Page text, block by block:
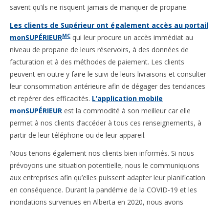
savent qu’ils ne risquent jamais de manquer de propane.
Les clients de Supérieur ont également accès au portail
monSUPÉRIEURMC qui leur procure un accès immédiat au
niveau de propane de leurs réservoirs, à des données de
facturation et à des méthodes de paiement. Les clients
peuvent en outre y faire le suivi de leurs livraisons et consulter
leur consommation antérieure afin de dégager des tendances
et repérer des efficacités. L’application mobile
monSUPÉRIEUR est la commodité à son meilleur car elle
permet à nos clients d’accéder à tous ces renseignements, à
partir de leur téléphone ou de leur appareil.
Nous tenons également nos clients bien informés. Si nous
prévoyons une situation potentielle, nous le communiquons
aux entreprises afin qu’elles puissent adapter leur planification
en conséquence. Durant la pandémie de la COVID-19 et les
inondations survenues en Alberta en 2020, nous avons